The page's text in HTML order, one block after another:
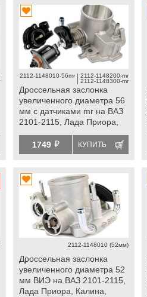
2112-1148010-56mr | 2112-1148200-mr
| 2112-1148300-mr
Дроссельная заслонка
увеличенного диаметра 56
мм с датчиками mr на ВАЗ
2101-2115, Лада Приора,
Калина, Гранта
1749 й КУПИТЬ
2112-1148010 (52мм)
Дроссельная заслонка
увеличенного диаметра 52
мм ВИЭ на ВАЗ 2101-2115,
Лада Приора, Калина,